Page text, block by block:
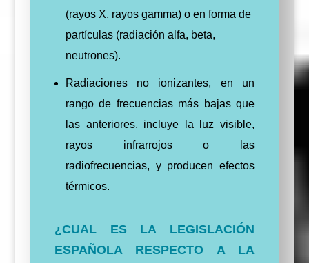
(rayos X, rayos gamma) o en forma de
partículas (radiación alfa, beta,
neutrones).
Radiaciones no ionizantes, en un
rango de frecuencias más bajas que
las anteriores, incluye la luz visible,
rayos infrarrojos o las
radiofrecuencias, y producen efectos
térmicos.
¿CUAL ES LA LEGISLACIÓN
ESPAÑOLA RESPECTO A LA